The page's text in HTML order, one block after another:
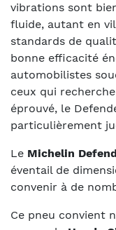
vibrations sont
fluide, autant en
standards de
bonne efficacité
automobilistes
ceux qui
éprouvé, le
particulièrement
Le Michelin
éventail de
convenir à de
Ce pneu convient